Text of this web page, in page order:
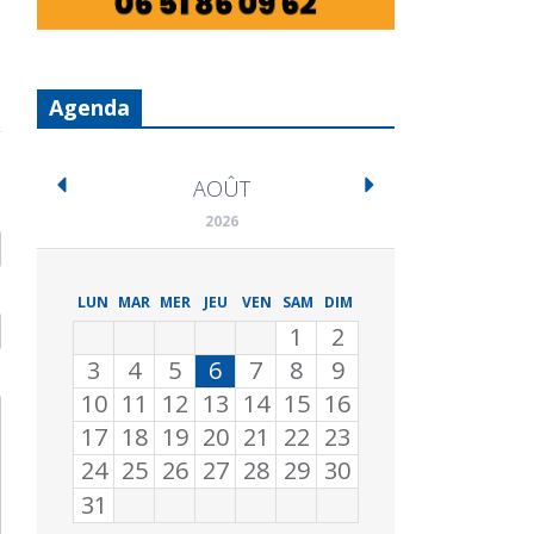
Agenda
AOÛT
2026
LUN MAR MER JEU VEN SAM DIM
1
2
3
4 5 6 7 8
9
10 11 12 13 14 15 16
17 18 19 20 21 22 23
24 25 26 27 28 29 30
31